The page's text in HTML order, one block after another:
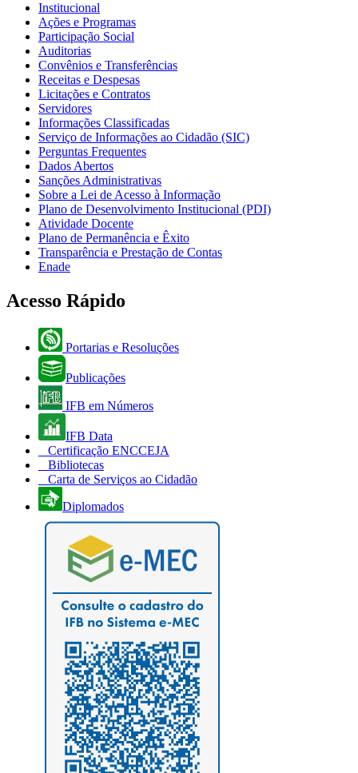
Institucional
Ações e Programas
Participação Social
Auditorias
Convênios e Transferências
Receitas e Despesas
Licitações e Contratos
Servidores
Informações Classificadas
Serviço de Informações ao Cidadão (SIC)
Perguntas Frequentes
Dados Abertos
Sanções Administrativas
Sobre a Lei de Acesso à Informação
Plano de Desenvolvimento Institucional (PDI)
Atividade Docente
Plano de Permanência e Êxito
Transparência e Prestação de Contas
Enade
Acesso Rápido
Portarias e Resoluções
Publicações
IFB em Números
IFB Data
Certificação ENCCEJA
Bibliotecas
Carta de Serviços ao Cidadão
Diplomados